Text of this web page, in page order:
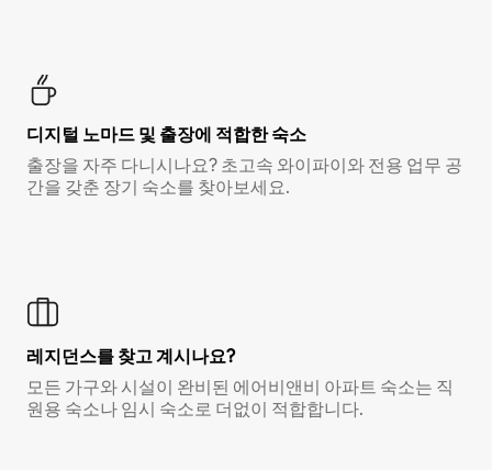
디지털 노마드 및 출장에 적합한 숙소
출장을 자주 다니시나요? 초고속 와이파이와 전용 업무 공
간을 갖춘 장기 숙소를 찾아보세요.
레지던스를 찾고 계시나요?
모든 가구와 시설이 완비된 에어비앤비 아파트 숙소는 직
원용 숙소나 임시 숙소로 더없이 적합합니다.